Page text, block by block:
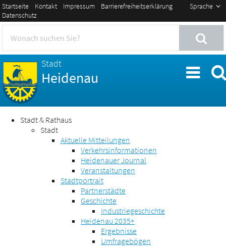
Sprache
Startseite Kontakt Impressum
Barrierefreiheitserklärung
Datenschutz
Stadt
Heidenau
Stadt & Rathaus
Stadt
Aktuelle Mitteilungen
Verkehrsinformationen
Heidenauer Journal
Veranstaltungen
Stadtportrait
Partnerstädte
Geschichte
Industriegeschichte
Heidenau 2035+
Ergebnisse
Umfragebögen